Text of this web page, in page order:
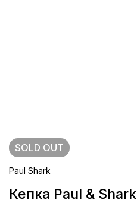
SOLD OUT
Paul Shark
Кепка Paul & Shark